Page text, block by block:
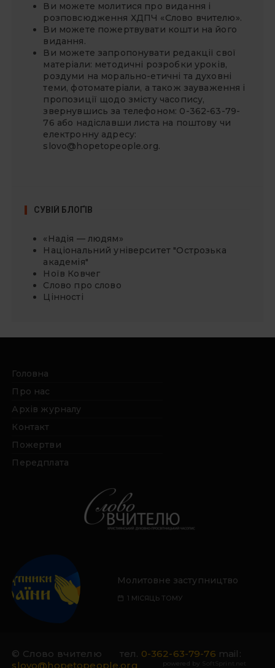
Ви можете молитися про видання і
розповсюдження ХДПЧ «Слово вчителю».
Ви можете пожертвувати кошти на його
видання.
Ви можете запропонувати редакції свої
матеріали: методичні розробки уроків,
роздуми на морально-етичні та духовні
теми, фотоматеріали, а також зауваження і
пропозиції щодо змісту часопису,
звернувшись за телефоном: 0-362-63-79-
76 або надіславши листа на поштову чи
електронну адресу:
slovo@hopetopeople.org.
СУВІЙ БЛОҐІВ
«Надія — людям»
Національний університет "Острозька
академія"
Ноїв Ковчег
Слово про слово
Цінності
Головна
Про нас
Архів журналу
Контакт
Пожертви
Передплата
Молитовне заступництво
1 МІСЯЦЬ ТОМУ
© Слово вчителю тел. 0-362-63-79-76 mail:
slovo@hopetopeople.org
powered by